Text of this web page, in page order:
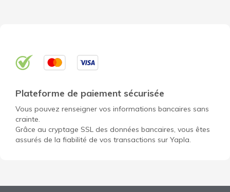
Plateforme de paiement sécurisée
Vous pouvez renseigner vos informations bancaires sans
crainte.
Grâce au cryptage SSL des données bancaires, vous êtes
assurés de la fiabilité de vos transactions sur Yapla.